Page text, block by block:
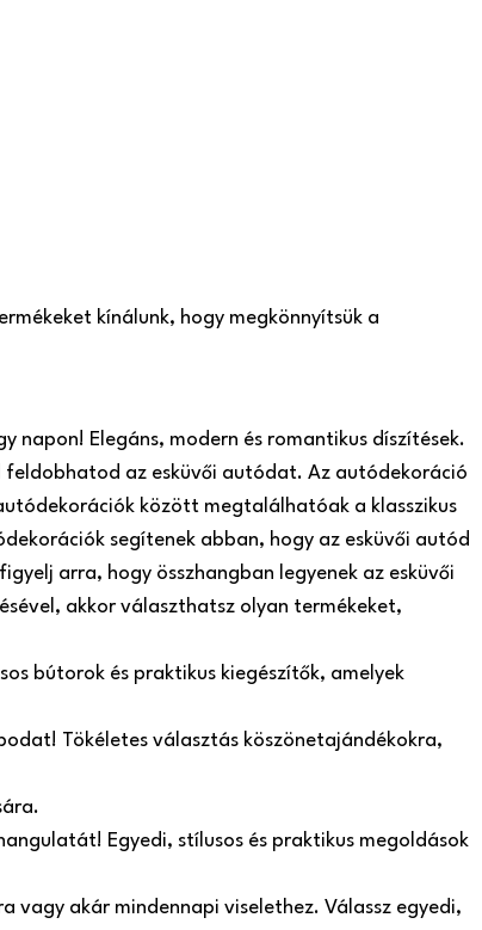
kínálunk, hogy megkönnyítsük a
Elegáns, modern és romantikus díszítések.
az esküvői autódat. Az autódekoráció
között megtalálhatóak a klasszikus
segítenek abban, hogy az esküvői autód
arra, hogy összhangban legyenek az esküvői
akkor választhatsz olyan termékeket,
bútorok és praktikus kiegészítők, amelyek
Tökéletes választás köszönetajándékokra,
Egyedi, stílusos és praktikus megoldások
vagy akár mindennapi viselethez. Válassz egyedi,